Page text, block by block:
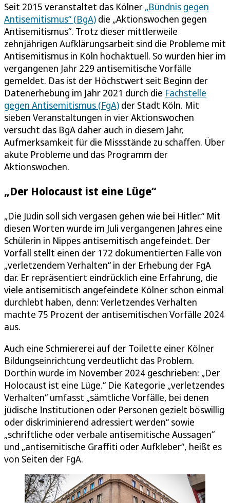
Seit 2015 veranstaltet das Kölner „Bündnis gegen
Antisemitismus“ (BgA) die „Aktionswochen gegen
Antisemitismus“. Trotz dieser mittlerweile
zehnjährigen Aufklärungsarbeit sind die Probleme mit
Antisemitismus in Köln hochaktuell. So wurden hier im
vergangenen Jahr 229 antisemitische Vorfälle
gemeldet. Das ist der Höchstwert seit Beginn der
Datenerhebung im Jahr 2021 durch die Fachstelle
gegen Antisemitismus (FgA) der Stadt Köln. Mit
sieben Veranstaltungen in vier Aktionswochen
versucht das BgA daher auch in diesem Jahr,
Aufmerksamkeit für die Missstände zu schaffen. Über
akute Probleme und das Programm der
Aktionswochen.
„Der Holocaust ist eine Lüge“
„Die Jüdin soll sich vergasen gehen wie bei Hitler.“ Mit
diesen Worten wurde im Juli vergangenen Jahres eine
Schülerin in Nippes antisemitisch angefeindet. Der
Vorfall stellt einen der 172 dokumentierten Fälle von
„verletzendem Verhalten“ in der Erhebung der FgA
dar. Er repräsentiert eindrücklich eine Erfahrung, die
viele antisemitisch angefeindete Kölner schon einmal
durchlebt haben, denn: Verletzendes Verhalten
machte 75 Prozent der antisemitischen Vorfälle 2024
aus.
Auch eine Schmiererei auf der Toilette einer Kölner
Bildungseinrichtung verdeutlicht das Problem.
Dorthin wurde im November 2024 geschrieben: „Der
Holocaust ist eine Lüge.“ Die Kategorie „verletzendes
Verhalten“ umfasst „sämtliche Vorfälle, bei denen
jüdische Institutionen oder Personen gezielt böswillig
oder diskriminierend adressiert werden“ sowie
„schriftliche oder verbale antisemitische Aussagen“
und „antisemitische Graffiti oder Aufkleber“, heißt es
von Seiten der FgA.